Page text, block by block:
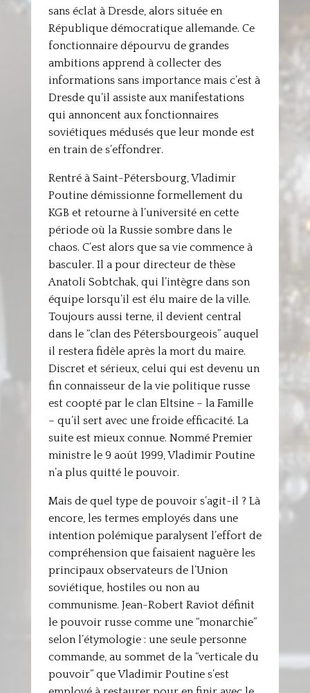
sans éclat à Dresde, alors située en
République démocratique allemande. Ce
fonctionnaire dépourvu de grandes
ambitions apprend à collecter des
informations sans importance mais c’est à
Dresde qu’il assiste aux manifestations
qui annoncent aux fonctionnaires
soviétiques médusés que leur monde est
en train de s’effondrer.
Rentré à Saint-Pétersbourg, Vladimir
Poutine démissionne formellement du
KGB et retourne à l’université en cette
période où la Russie sombre dans le
chaos. C’est alors que sa vie commence à
basculer. Il a pour directeur de thèse
Anatoli Sobtchak, qui l’intègre dans son
équipe lorsqu’il est élu maire de la ville.
Toujours aussi terne, il devient central
dans le “clan des Pétersbourgeois” auquel
il restera fidèle après la mort du maire.
Discret et sérieux, celui qui est devenu un
fin connaisseur de la vie politique russe
est coopté par le clan Eltsine – la Famille
– qu’il sert avec une froide efficacité. La
suite est mieux connue. Nommé Premier
ministre le 9 août 1999, Vladimir Poutine
n’a plus quitté le pouvoir.
Mais de quel type de pouvoir s’agit-il ? Là
encore, les termes employés dans une
intention polémique paralysent l’effort de
compréhension que faisaient naguère les
principaux observateurs de l’Union
soviétique, hostiles ou non au
communisme. Jean-Robert Raviot définit
le pouvoir russe comme une “monarchie”
selon l’étymologie : une seule personne
commande, au sommet de la “verticale du
pouvoir” que Vladimir Poutine s’est